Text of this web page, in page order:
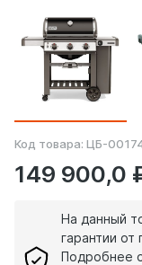
Код товара: ЦБ-
149 900,0
На данный
гарантии от
Подробнее